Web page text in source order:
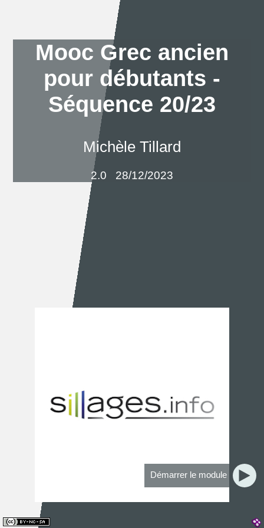
Mooc Grec ancien
pour débutants -
Séquence 20/23
Michèle Tillard
2.0 28/12/2023
Démarrer le module